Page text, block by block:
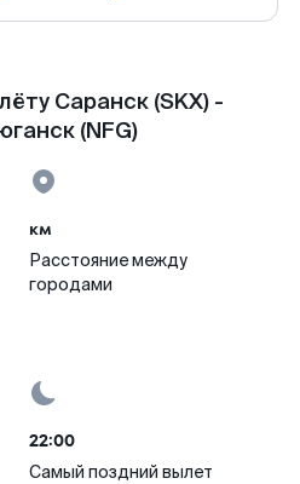
Саранск (SKX) -
(NFG)
км
Расстояние между
городами
22:00
Самый поздний вылет